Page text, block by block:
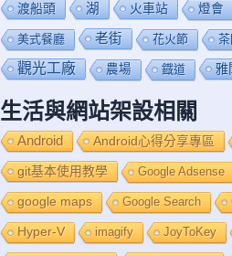
渡船頭 湖 火車站 燈會
美式餐廳 老街 花火節 茶
觀光工廠 農場 鐡道 雅
生活與網站架設相關
Android Android心得分享專區
git基本使用教學 Google Adsense
google maps Google Search
Hyper-V imagify JoyToKey